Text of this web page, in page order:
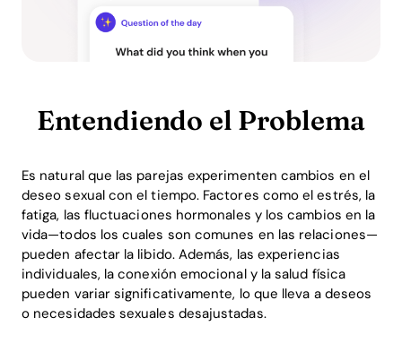
Entendiendo el Problema
Es natural que las parejas experimenten cambios en el
deseo sexual con el tiempo. Factores como el estrés, la
fatiga, las fluctuaciones hormonales y los cambios en la
vida—todos los cuales son comunes en las relaciones—
pueden afectar la libido. Además, las experiencias
individuales, la conexión emocional y la salud física
pueden variar significativamente, lo que lleva a deseos
o necesidades sexuales desajustadas.